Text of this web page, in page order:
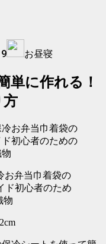
お昼寝
単に作れる！
方